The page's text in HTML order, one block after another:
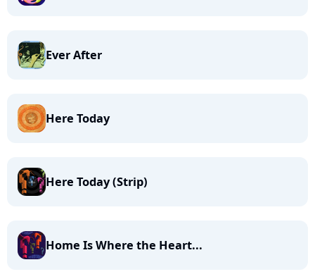
Ever After
Here Today
Here Today (Strip)
Home Is Where the Heart...